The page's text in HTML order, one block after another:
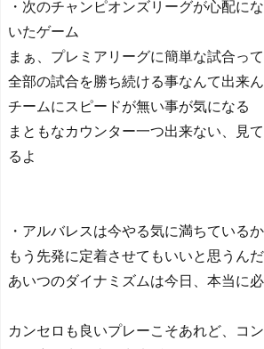
・次のチャンピオンズリーグが心配に
いたゲーム
まぁ、プレミアリーグに簡単な試合っ
全部の試合を勝ち続ける事なんて出来ん
チームにスピードが無い事が気になる
まともなカウンター一つ出来ない、見
るよ
・アルバレスは今やる気に満ちている
もう先発に定着させてもいいと思うんだ
あいつのダイナミズムは今日、本当に
カンセロも良いプレーこそあれど、コ